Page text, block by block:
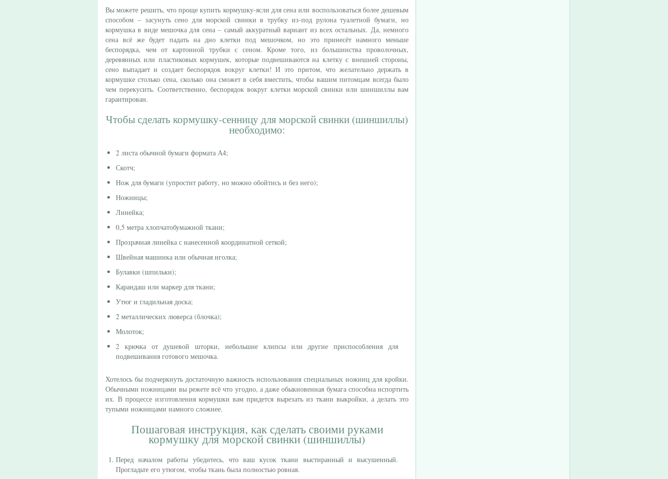
Вы можете решить, что проще купить кормушку-ясли для сена или воспользоваться более дешевым
способом – засунуть сено для морской свинки в трубку из-под рулона туалетной бумаги, но
кормушка в виде мешочка для сена – самый аккуратный вариант из всех остальных. Да, немного
сена всё же будет падать на дно клетки под мешочком, но это принесёт намного меньше
беспорядка, чем от картонной трубки с сеном. Кроме того, из большинства проволочных,
деревянных или пластиковых кормушек, которые подвешиваются на клетку с внешней стороны,
сено выпадает и создает беспорядок вокруг клетки! И это притом, что желательно держать в
кормушке столько сена, сколько она сможет в себя вместить, чтобы вашим питомцам всегда было
чем перекусить. Соответственно, беспорядок вокруг клетки морской свинки или шиншиллы вам
гарантирован.
Чтобы сделать кормушку-сенницу для морской свинки (шиншиллы)
необходимо:
2 листа обычной бумаги формата А4;
Скотч;
Нож для бумаги (упростит работу, но можно обойтись и без него);
Ножницы;
Линейка;
0,5 метра хлопчатобумажной ткани;
Прозрачная линейка с нанесенной координатной сеткой;
Швейная машинка или обычная иголка;
Булавки (шпильки);
Карандаш или маркер для ткани;
Утюг и гладильная доска;
2 металлических люверса (блочка);
Молоток;
2 крючка от душевой шторки, небольшие клипсы или другие приспособления для
подвешивания готового мешочка.
Хотелось бы подчеркнуть достаточную важность использования специальных ножниц для кройки.
Обычными ножницами вы режете всё что угодно, а даже обыкновенная бумага способна испортить
их. В процессе изготовления кормушки вам придется вырезать из ткани выкройки, а делать это
тупыми ножницами намного сложнее.
Пошаговая инструкция, как сделать своими руками
кормушку для морской свинки (шиншиллы)
Перед началом работы убедитесь, что ваш кусок ткани выстиранный и высушенный.
Прогладьте его утюгом, чтобы ткань была полностью ровная.